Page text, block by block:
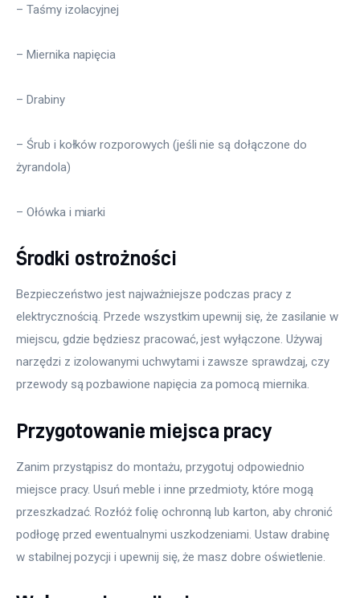
– Taśmy izolacyjnej
– Miernika napięcia
– Drabiny
– Śrub i kołków rozporowych (jeśli nie są dołączone do
żyrandola)
– Ołówka i miarki
Środki ostrożności
Bezpieczeństwo jest najważniejsze podczas pracy z
elektrycznością. Przede wszystkim upewnij się, że zasilanie w
miejscu, gdzie będziesz pracować, jest wyłączone. Używaj
narzędzi z izolowanymi uchwytami i zawsze sprawdzaj, czy
przewody są pozbawione napięcia za pomocą miernika.
Przygotowanie miejsca pracy
Zanim przystąpisz do montażu, przygotuj odpowiednio
miejsce pracy. Usuń meble i inne przedmioty, które mogą
przeszkadzać. Rozłóż folię ochronną lub karton, aby chronić
podłogę przed ewentualnymi uszkodzeniami. Ustaw drabinę
w stabilnej pozycji i upewnij się, że masz dobre oświetlenie.